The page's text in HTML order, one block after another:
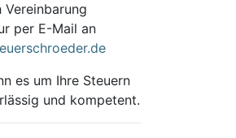
Vereinbarung
per E-Mail an
es um Ihre Steuern
und kompetent.